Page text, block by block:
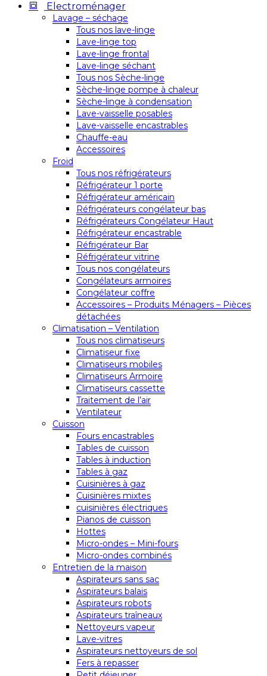
Electroménager
Lavage – séchage
Tous nos lave-linge
Lave-linge top
Lave-linge frontal
Lave-linge séchant
Tous nos Sèche-linge
Sèche-linge pompe à chaleur
Sèche-linge à condensation
Lave-vaisselle posables
Lave-vaisselle encastrables
Chauffe-eau
Accessoires
Froid
Tous nos réfrigérateurs
Réfrigérateur 1 porte
Réfrigérateur américain
Réfrigérateurs congélateur bas
Réfrigérateurs Congélateur Haut
Réfrigérateur encastrable
Réfrigérateur Bar
Réfrigérateur vitrine
Tous nos congélateurs
Congélateurs armoires
Congélateur coffre
Accessoires – Produits Ménagers – Pièces
détachées
Climatisation – Ventilation
Tous nos climatiseurs
Climatiseur fixe
Climatiseurs mobiles
Climatiseurs Armoire
Climatiseurs cassette
Traitement de l’air
Ventilateur
Cuisson
Fours encastrables
Tables de cuisson
Tables à induction
Tables à gaz
Cuisinières à gaz
Cuisinières mixtes
cuisinières électriques
Pianos de cuisson
Hottes
Micro-ondes – Mini-fours
Micro-ondes combinés
Entretien de la maison
Aspirateurs sans sac
Aspirateurs balais
Aspirateurs robots
Aspirateurs traîneaux
Nettoyeurs vapeur
Lave-vitres
Aspirateurs nettoyeurs de sol
Fers à repasser